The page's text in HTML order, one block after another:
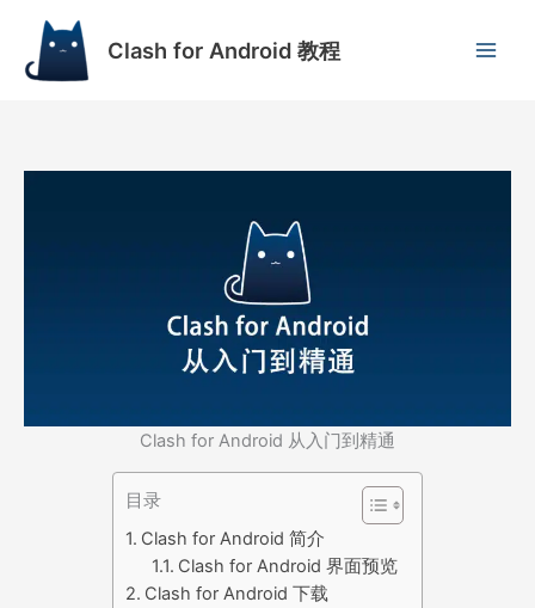
Clash for Android 教程
Clash for Android 从入门到精通
目录
Clash for Android 简介
Clash for Android 界面预览
Clash for Android 下载